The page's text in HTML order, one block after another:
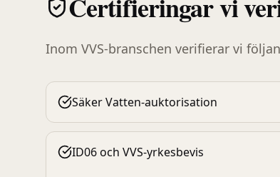
Inom VVS-branschen verifierar vi
Säker Vatten-auktorisation
ID06 och VVS-yrkesbevis